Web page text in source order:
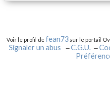
Voir le profil defean73 sur le portail
Signaler un abus
C.G.U.